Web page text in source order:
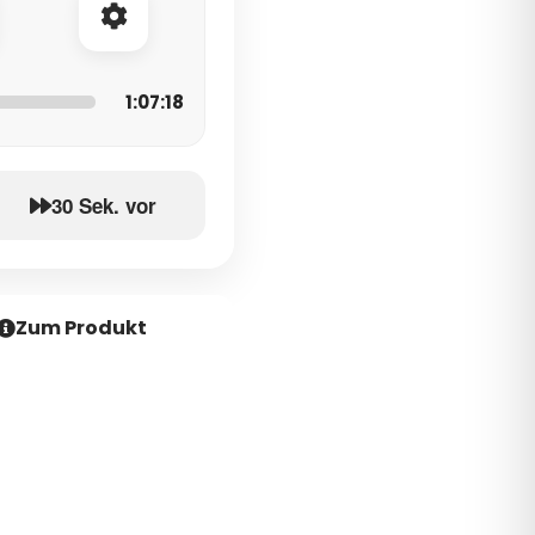
1:07:18
30 Sek. vor
Zum Produkt